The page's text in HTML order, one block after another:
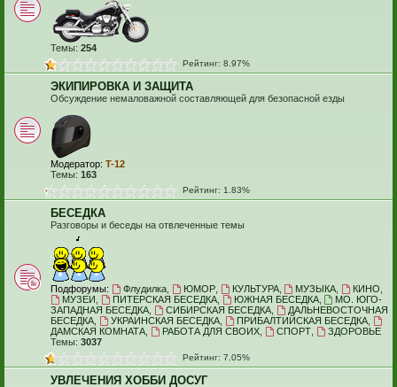
Темы: 254
Рейтинг: 8.97%
ЭКИПИРОВКА И ЗАЩИТА
Обсуждение немаловажной составляющей для безопасной езды
Модератор: T-12
Темы: 163
Рейтинг: 1.83%
БЕСЕДКА
Разговоры и беседы на отвлеченные темы
Подфорумы: Флудилка, ЮМОР, КУЛЬТУРА, МУЗЫКА КИНО
МУЗЕИ
ПИТЕРСКАЯ БЕСЕДКА, ЮЖНАЯ БЕСЕДКА,
МО. ЮГО-
ЗАПАДНАЯ БЕСЕДКА
СИБИРСКАЯ БЕСЕДКА,
ДАЛЬНЕВОСТОЧНАЯ
БЕСЕДКА
УКРАИНСКАЯ БЕСЕДКА, ПРИБАЛТИЙСКАЯ БЕСЕДКА,
ДАМСКАЯ КОМНАТА
РАБОТА ДЛЯ СВОИХ, СПОРТ,
ЗДОРОВЬЕ
Темы: 3037
Рейтинг: 7.05%
УВЛЕЧЕНИЯ ХОББИ ДОСУГ